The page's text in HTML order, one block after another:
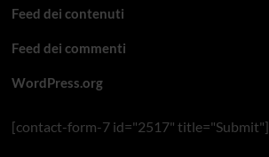
Feed dei contenuti
Feed dei commenti
WordPress.org
[contact-form-7 id="2517" title="Submit"]